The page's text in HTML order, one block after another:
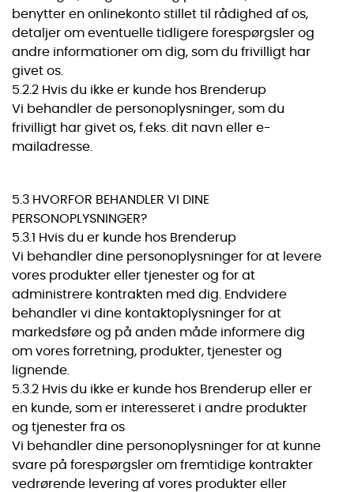
benytter en onlinekonto stillet til rådighed af os,
detaljer om eventuelle tidligere forespørgsler og
andre informationer om dig, som du frivilligt har
givet os.
5.2.2 Hvis du ikke er kunde hos Brenderup
Vi behandler de personoplysninger, som du
frivilligt har givet os, f.eks. dit navn eller e-
mailadresse.
5.3 HVORFOR BEHANDLER VI DINE
PERSONOPLYSNINGER?
5.3.1 Hvis du er kunde hos Brenderup
Vi behandler dine personoplysninger for at levere
vores produkter eller tjenester og for at
administrere kontrakten med dig. Endvidere
behandler vi dine kontaktoplysninger for at
markedsføre og på anden måde informere dig
om vores forretning, produkter, tjenester og
lignende.
5.3.2 Hvis du ikke er kunde hos Brenderup eller er
en kunde, som er interesseret i andre produkter
og tjenester fra os
Vi behandler dine personoplysninger for at kunne
svare på forespørgsler om fremtidige kontrakter
vedrørende levering af vores produkter eller